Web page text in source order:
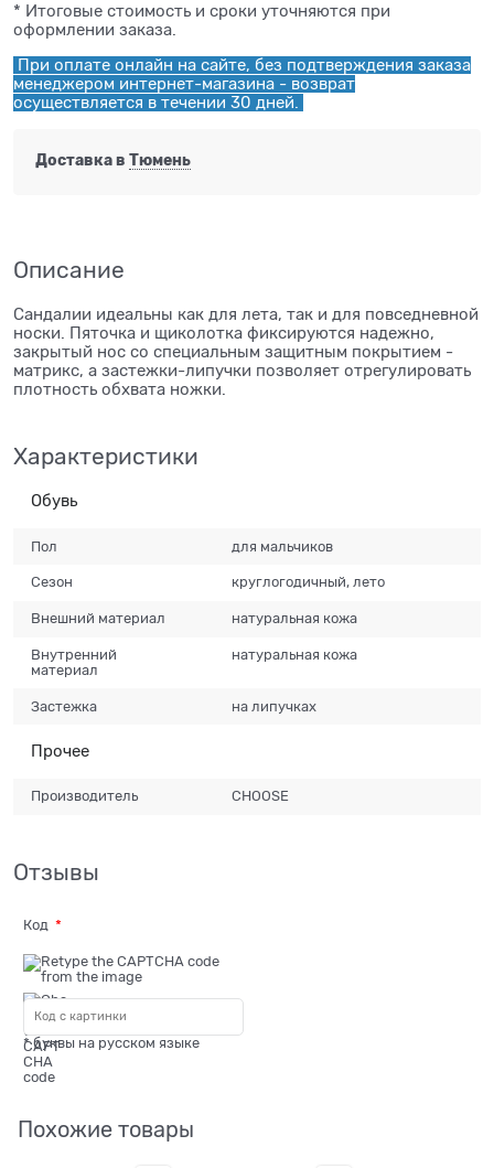
* Итоговые стоимость и сроки уточняются при
оформлении заказа.
При оплате онлайн на сайте, без подтверждения заказа
менеджером интернет-магазина - возврат
осуществляется в течении 30 дней.
Доставка в Тюмень
Описание
Сандалии идеальны как для лета, так и для повседневной
носки. Пяточка и щиколотка фиксируются надежно,
закрытый нос со специальным защитным покрытием -
матрикс, а застежки-липучки позволяет отрегулировать
плотность обхвата ножки.
Характеристики
Обувь
Пол для мальчиков
Сезон круглогодичный, лето
Внешний материал натуральная кожа
Внутренний
материал
натуральная кожа
Застежка на липучках
Прочее
Производитель CHOOSE
Отзывы
Код
* буквы на русском языке
Похожие товары